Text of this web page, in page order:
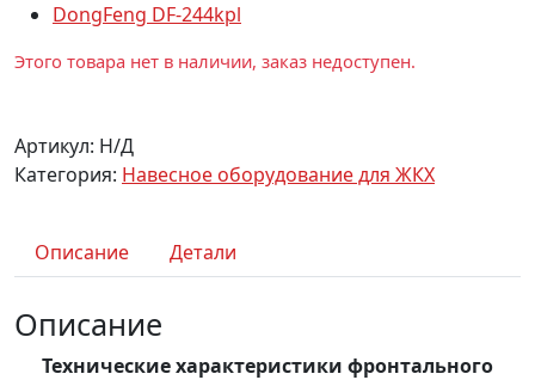
DongFeng DF-244kpl
Этого товара нет в наличии, заказ недоступен.
Артикул: Н/Д
Категория: Навесное оборудование для ЖКХ
Описание Детали
Описание
Технические характеристики фронтального